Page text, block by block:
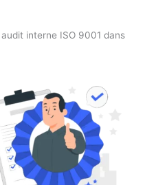
interne ISO 9001 dans